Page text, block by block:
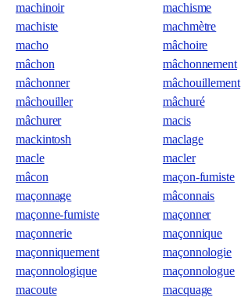
machinoir
machisme
machiste
machmètre
macho
mâchoire
mâchon
mâchonnement
mâchonner
mâchouillement
mâchouiller
mâchuré
mâchurer
macis
mackintosh
maclage
macle
macler
mâcon
maçon-fumiste
maçonnage
mâconnais
maçonne-fumiste
maçonner
maçonnerie
maçonnique
maçonniquement
maçonnologie
maçonnologique
maçonnologue
macoute
macquage